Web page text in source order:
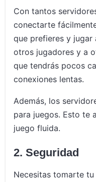
Con tantos
conectarte
que prefieres y jugar
otros jugadores y a
que tendrás pocos
conexiones lentas.
Además, los
para juegos. Esto te
juego fluida.
2. Seguridad
Necesitas tomarte